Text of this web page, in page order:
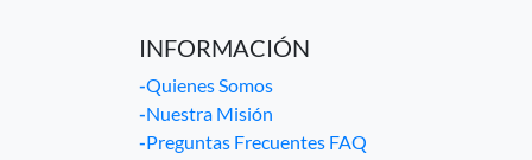
INFORMACIÓN
-Quienes Somos
-Nuestra Misión
-Preguntas Frecuentes FAQ